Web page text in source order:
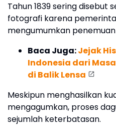
Tahun 1839 sering disebut
fotografi karena
mengumumkan
Baca Juga:Jejak
Indonesia dari
di Balik Lensa
Meskipun menghasilkan
mengagumkan, proses
sejumlah keterbatasan.